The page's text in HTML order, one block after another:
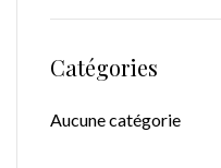
Catégories
Aucune catégorie